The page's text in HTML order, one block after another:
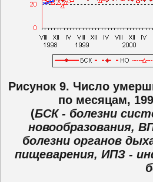
Рисунок 9. Число
по месяцам,
(БСК - болезни
новообразования,
болезни органов
пищеварения, ИПЗ -